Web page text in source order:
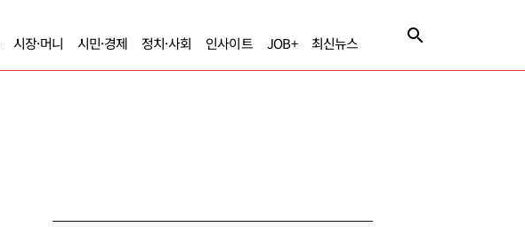
시장·머니 시민·경제 정치·사회 인사이트 JOB+ 최신뉴스